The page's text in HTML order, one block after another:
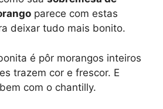
parece com estas
deixar tudo mais bonito.
é pôr morangos inteiros
trazem cor e frescor. E
com o chantilly.